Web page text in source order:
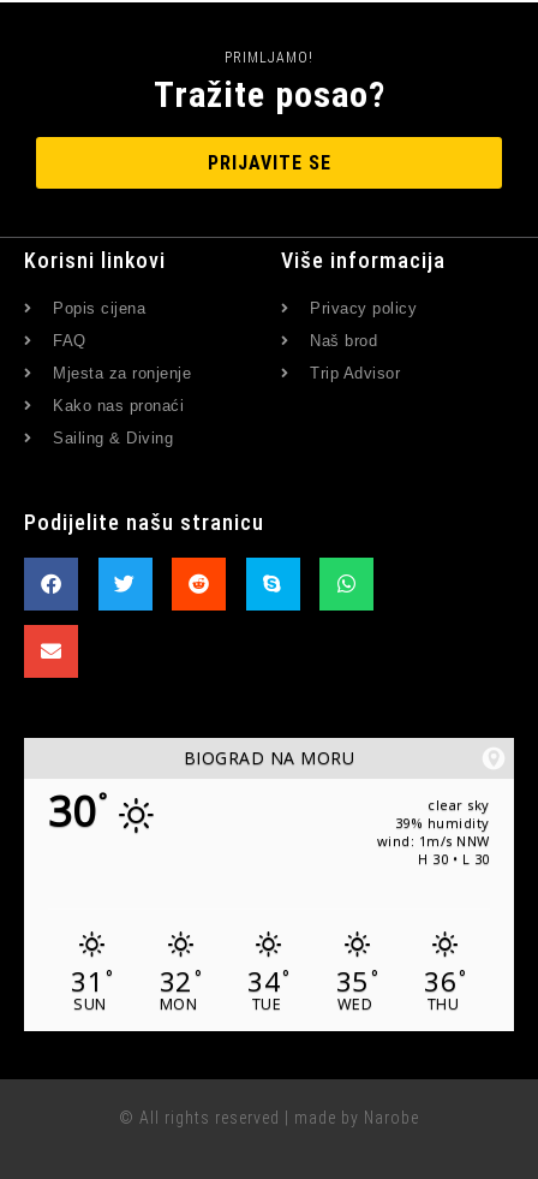
PRIMLJAMO!
Tražite posao?
PRIJAVITE SE
Korisni linkovi
Popis cijena
FAQ
Mjesta za ronjenje
Kako nas pronaći
Sailing & Diving
Više informacija
Privacy policy
Naš brod
Trip Advisor
Podijelite našu stranicu
BIOGRAD NA MORU
30°
clear sky
39% humidity
wind: 1m/s NNW
H 30 • L 30
31 °
SUN
32 °
MON
34°
TUE
35 °
WED
36°
THU
© All rights reserved | made by Narobe